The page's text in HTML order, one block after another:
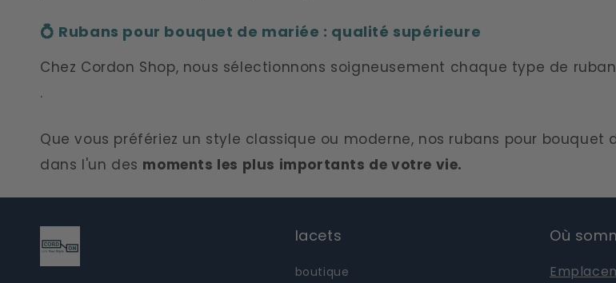
💍 Rubans pour bouquet de mariée : qualité supérieure
Chez Cordon Shop, nous sélectionnons soigneusement chaque type de
.
Que vous préfériez un style classique ou moderne, nos rubans pour
dans l'un des moments les plus importants de votre vie.
lacets
boutique
Où